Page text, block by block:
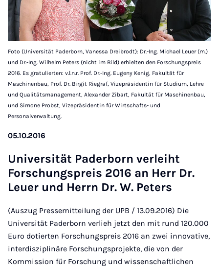
Foto (Universität Paderborn, Vanessa Dreibrodt): Dr.-Ing. Michael Leuer (m.)
und Dr.-Ing. Wilhelm Peters (nicht im Bild) erhielten den Forschungspreis
2016. Es gratulierten: v.l.n.r. Prof. Dr.-Ing. Eugeny Kenig, Fakultät für
Maschinenbau, Prof. Dr. Birgit Riegraf, Vizepräsidentin für Studium, Lehre
und Qualitätsmanagement, Alexander Zibart, Fakultät für Maschinenbau,
und Simone Probst, Vizepräsidentin für Wirtschafts- und
Personalverwaltung.
05.10.2016
Uni­versität Pader­born ver­lei­ht
Forschung­s­pre­is 2016 an Herr Dr.
Leuer und Her­rn Dr. W. Peters
(Auszug Pressemitteilung der UPB / 13.09.2016) Die
Universität Paderborn verlieh jetzt den mit rund 120.000
Euro dotierten Forschungspreis 2016 an zwei innovative,
interdisziplinäre Forschungsprojekte, die von der
Kommission für Forschung und wissenschaftlichen